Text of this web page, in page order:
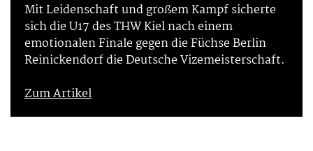
Mit Leidenschaft und großem Kampf sicherte
sich die U17 des THW Kiel nach einem
emotionalen Finale gegen die Füchse Berlin
Reinickendorf die Deutsche Vizemeisterschaft.
Zum Artikel